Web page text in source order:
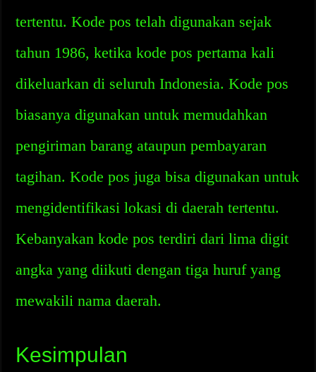
tertentu. Kode pos telah digunakan sejak
tahun 1986, ketika kode pos pertama kali
dikeluarkan di seluruh Indonesia. Kode pos
biasanya digunakan untuk memudahkan
pengiriman barang ataupun pembayaran
tagihan. Kode pos juga bisa digunakan untuk
mengidentifikasi lokasi di daerah tertentu.
Kebanyakan kode pos terdiri dari lima digit
angka yang diikuti dengan tiga huruf yang
mewakili nama daerah.
Kesimpulan